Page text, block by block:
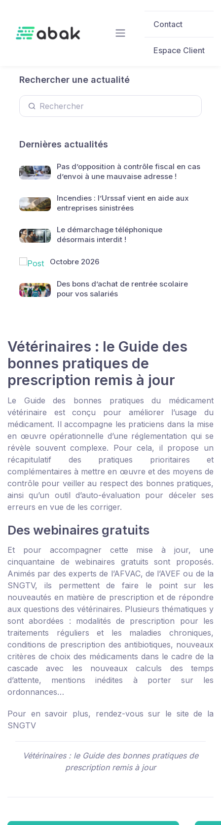
Contact
Espace Client
Rechercher une actualité
Dernières actualités
Pas d’opposition à contrôle fiscal en cas
d’envoi à une mauvaise adresse !
Incendies : l’Urssaf vient en aide aux
entreprises sinistrées
Le démarchage téléphonique
désormais interdit !
Octobre 2026
Des bons d’achat de rentrée scolaire
pour vos salariés
Vétérinaires : le Guide des
bonnes pratiques de
prescription remis à jour
Le Guide des bonnes pratiques du médicament
vétérinaire est conçu pour améliorer l’usage du
médicament. Il accompagne les praticiens dans la mise
en œuvre opérationnelle d’une réglementation qui se
révèle souvent complexe. Pour cela, il propose un
récapitulatif des pratiques prioritaires et
complémentaires à mettre en œuvre et des moyens de
contrôle pour veiller au respect des bonnes pratiques,
ainsi qu’un outil d’auto-évaluation pour déceler ses
erreurs en vue de les corriger.
Des webinaires gratuits
Et pour accompagner cette mise à jour, une
cinquantaine de webinaires gratuits sont proposés.
Animés par des experts de l’AFVAC, de l’AVEF ou de la
SNGTV, ils permettent de faire le point sur les
nouveautés en matière de prescription et de répondre
aux questions des vétérinaires. Plusieurs thématiques y
sont abordées : modalités de prescription pour les
traitements réguliers et les maladies chroniques,
conditions de prescription des antibiotiques, nouveaux
critères de choix des médicaments dans le cadre de la
cascade avec les nouveaux calculs des temps
d’attente, mentions inédites à porter sur les
ordonnances…
Pour en savoir plus, rendez-vous sur le site de la
SNGTV
Vétérinaires : le Guide des bonnes pratiques de
prescription remis à jour